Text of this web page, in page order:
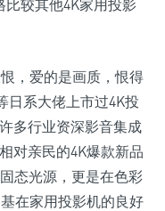
比较其他4K家用投影
，爱的是画质，恨得
日系大佬上市过4K投
多行业资深影音集成
对亲民的4K爆款新品
态光源，更是在色彩
在家用投影机的良好